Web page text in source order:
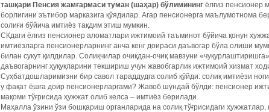
ташқари Пенсия жамғармаси туман (шаҳар) бўлимининг ёлғиз пенсионер
борлигини эътибор марказига қўядилар. Агар пенсионерга маълумотнома
солиғи бўйича имтиёз тақдим этиш мумкин.
СКдаги ёлғиз пенсионер аломатлари ижтимоий таъминот бўйича қонун
имтиёзларга пенсионерларнинг анча кенг доираси даъвогар бўла олиши
билан сукут қилдилар. Солиқчилар очиқдан-очиқ мавзуни
даъвогарнинг ҳуқуқларини текшириш учун жавобгарлик ижтимоий хизмат
Суҳбатдошларимизни бир савол тараддудга солиб қўйди: солиқ имтиёзи
у фақат ёшга доир пенсионерларгами? Жавоб шундай бўлди: пенсионер
мақоми тўғрисида ҳужжат олиб келса – имтиёз берилади.
Маҳалла ўзини ўзи бошқариш органларида на солиқ тўғрисидаги